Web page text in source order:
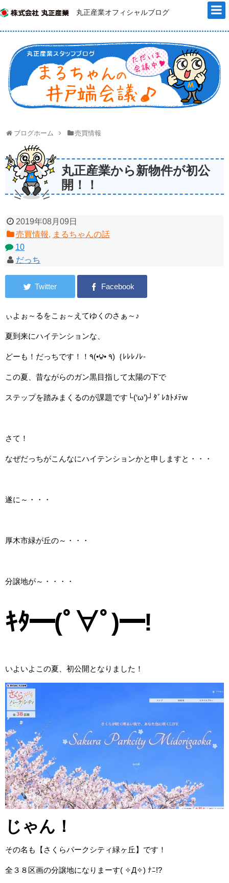
丸正産業オフィシャルブログ
ブログホーム 売買情報
丸正産業から新物件が初公
開！！
2019年08月09日
売買情報, まるちゃんの話
10
だっち
ぃよぉ～るをこぉ～えてゆくのさぁ～♪
夏到来にハイテンションな、
どーも！だっちです！！٩(•౪• ٩)｛ﾚﾚﾚﾉﾚ-
この夏、昔ながらのガン黒目指して太陽の下で
ステップを踏みまくるのが課題です└(‘ω’)┘ﾀﾞﾚｶﾄﾒﾃw
さて！
なぜだっちがこんなにハイテンションかと申しますと・・・
遂に～・・・
厚木市緑が丘の～・・・
分譲地が～・・・・
ｷﾀ━(ﾟ∀ﾟ)━!
いよいよこの夏、初公開となりました！
じゃん！
その名も【さくらパークシティ緑ヶ丘】です！
全３８区画の分譲地になりまーす( ✧Д✧) ﾅﾆ!?